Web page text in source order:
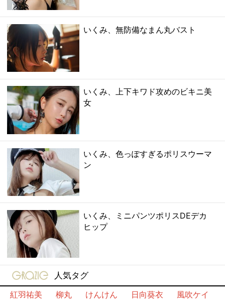
いくみ、無防備なまん丸バスト
いくみ、上下キワド攻めのビキニ美
女
いくみ、色っぽすぎるポリスウーマ
ン
いくみ、ミニパンツポリスDEデカ
ヒップ
gravure-grazie
人気タグ
紅羽祐美
柳丸 けんけん 日向葵衣
風吹ケイ